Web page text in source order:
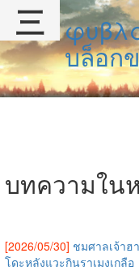
บล็อก
บทความใน
[2026/05/30] ชมศาลเจ้าฮ
โดะหลังแวะกินราเมงเกลือ
三